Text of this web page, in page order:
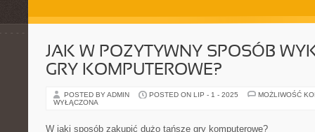
JAK W POZYTYWNY SPOSÓB
GRY KOMPUTEROWE?
POSTED BY ADMIN POSTED ON LIP - 1 - 2025
MOŻLIWOŚĆ
WYŁĄCZONA
W jaki sposób zakupić dużo tańsze gry komputerowe?